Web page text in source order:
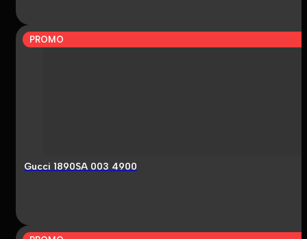
PROMO
Gucci 1890SA 003 4900